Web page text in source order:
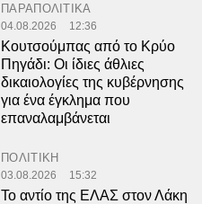
ΠΑΡΑΠΟΛΙΤΙΚΑ
04.08.2026 12:36
Κουτσούμπας από το Κρύο
Πηγάδι: Οι ίδιες άθλιες
δικαιολογίες της κυβέρνησης
για ένα έγκλημα που
επαναλαμβάνεται
ΠΟΛΙΤΙΚΗ
03.08.2026 15:32
Το αντίο της ΕΛΑΣ στον Λάκη